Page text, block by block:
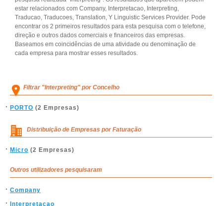
estar relacionados com Company, Interpretacao, Interpreting,
Traducao, Traducoes, Translation, Y Linguistic Services Provider. Pode
encontrar os 2 primeiros resultados para esta pesquisa com o telefone,
direção e outros dados comerciais e financeiros das empresas.
Baseamos em coincidências de uma atividade ou denominação de
cada empresa para mostrar esses resultados.
Filtrar "Interpreting" por Concelho
PORTO (2 Empresas)
Distribuição de Empresas por Faturação
Micro (2 Empresas)
Outros utilizadores pesquisaram
Company
Interpretacao